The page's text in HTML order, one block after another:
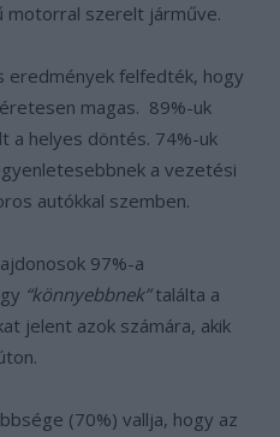
motorral szerelt járműve.
eredmények felfedték, hogy
magas. 89%-uk
a helyes döntés. 74%-uk
a vezetési
autókkal szemben.
97%-a
“könnyebbnek”találta a
jelent azok számára, akik
(70%) vallja, hogy az